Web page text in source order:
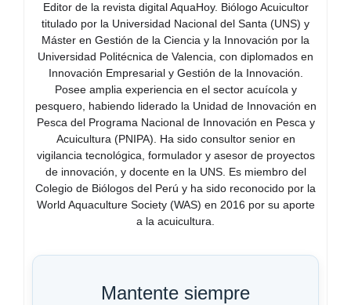
Editor de la revista digital AquaHoy. Biólogo Acuicultor
titulado por la Universidad Nacional del Santa (UNS) y
Máster en Gestión de la Ciencia y la Innovación por la
Universidad Politécnica de Valencia, con diplomados en
Innovación Empresarial y Gestión de la Innovación.
Posee amplia experiencia en el sector acuícola y
pesquero, habiendo liderado la Unidad de Innovación en
Pesca del Programa Nacional de Innovación en Pesca y
Acuicultura (PNIPA). Ha sido consultor senior en
vigilancia tecnológica, formulador y asesor de proyectos
de innovación, y docente en la UNS. Es miembro del
Colegio de Biólogos del Perú y ha sido reconocido por la
World Aquaculture Society (WAS) en 2016 por su aporte
a la acuicultura.
Mantente siempre